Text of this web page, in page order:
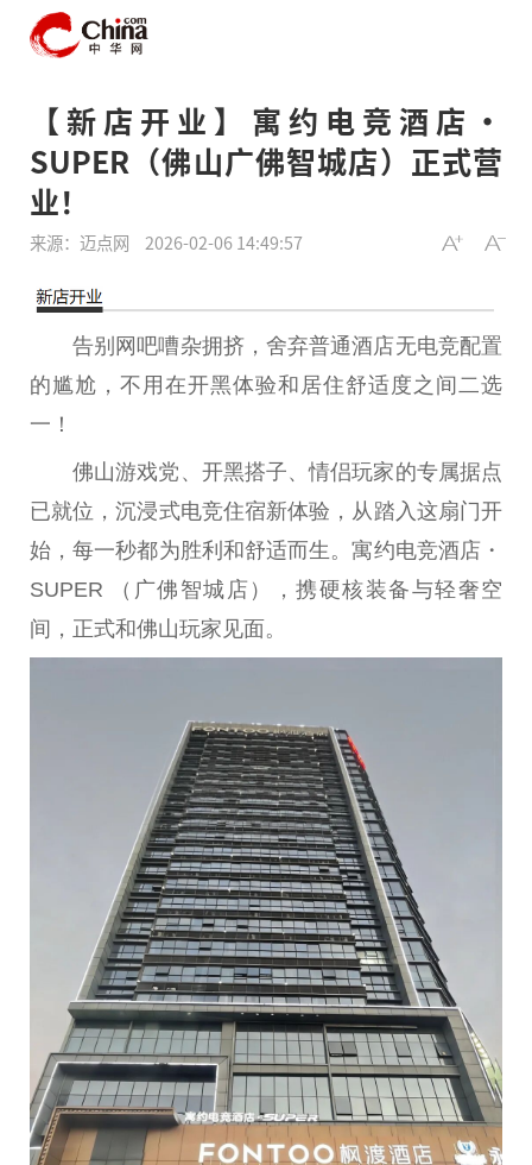
【新店开业】寓约电竞酒店・
SUPER（佛山广佛智城店）正式营
业！
来源：迈点网 2026-02-06 14:49:57
告别网吧嘈杂拥挤，舍弃普通酒店无电竞配置
的尴尬，不用在开黑体验和居住舒适度之间二选
一！
佛山游戏党、开黑搭子、情侣玩家的专属据点
已就位，沉浸式电竞住宿新体验，从踏入这扇门开
始，每一秒都为胜利和舒适而生。寓约电竞酒店・
SUPER （广佛 智城店），携硬核装备与轻奢空
间，正式和佛山玩家 见面。